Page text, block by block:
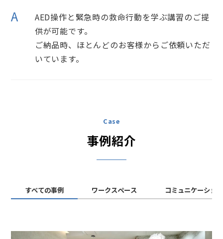
A
AED操作と緊急時の救命行動を学ぶ講習のご提
供が可能です。
ご納品時、ほとんどのお客様からご依頼いただ
いています。
Case
事例紹介
すべての事例 ワークスペース コミュニケーショ